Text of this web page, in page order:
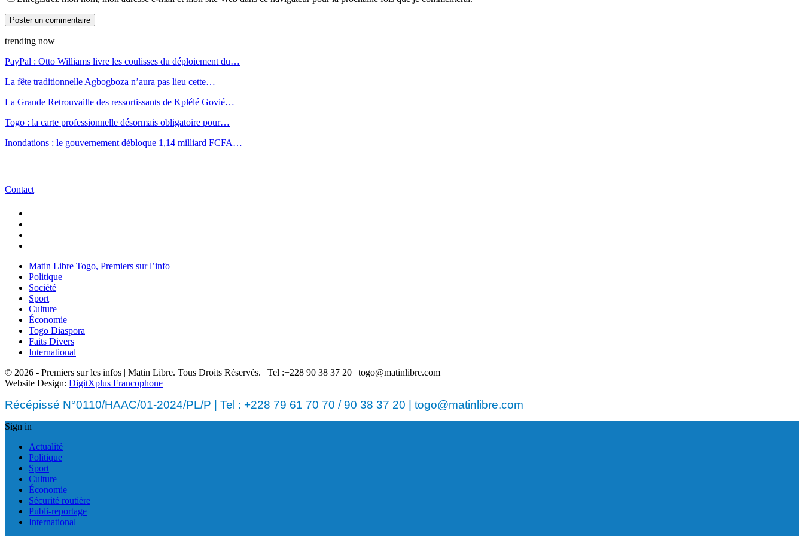
trending now
PayPal : Otto Williams livre les coulisses du déploiement du…
La fête traditionnelle Agbogboza n’aura pas lieu cette…
La Grande Retrouvaille des ressortissants de Kplélé Govié…
Togo : la carte professionnelle désormais obligatoire pour…
Inondations : le gouvernement débloque 1,14 milliard FCFA…
Contact
Matin Libre Togo, Premiers sur l’info
Politique
Société
Sport
Culture
Économie
Togo Diaspora
Faits Divers
International
© 2026 - Premiers sur les infos | Matin Libre. Tous Droits Réservés. | Tel :+228 90 38 37 20 | togo@matinlibre.com
Website Design: DigitXplus Francophone
Récépissé N°0110/HAAC/01-2024/PL/P | Tel : +228 79 61 70 70 / 90 38 37 20 | togo@matinlibre.com
Sign in
Actualité
Politique
Sport
Culture
Économie
Sécurité routière
Publi-reportage
International